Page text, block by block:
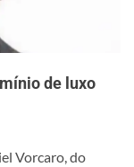
de luxo
Vorcaro, do